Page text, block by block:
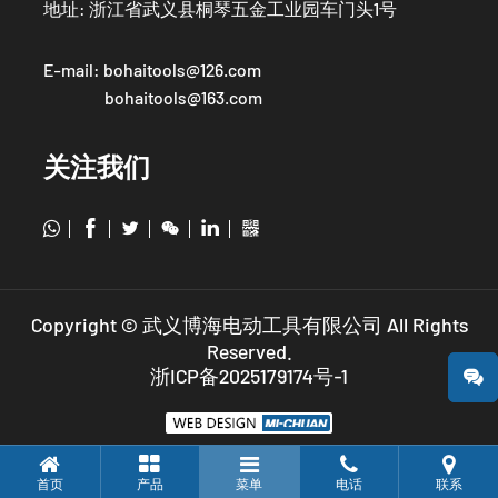
地址: 浙江省武义县桐琴五金工业园车门头1号
E-mail: bohaitools@126.com
bohaitools@163.com
关注我们
   
Copyright © 武义博海电动工具有限公司 All Rights
Reserved.
浙ICP备2025179174号-1
首页 产品 菜单 电话 联系